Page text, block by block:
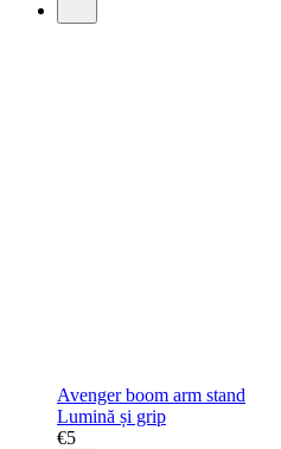
Avenger boom arm stand
Lumină și grip
€5